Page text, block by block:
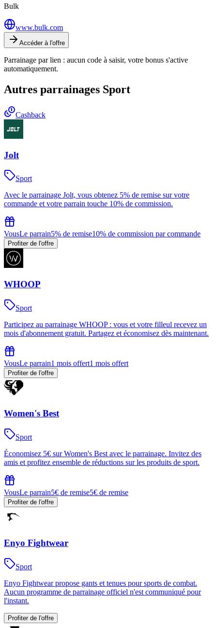
Bulk
www.bulk.com
Accéder à l'offre
Parrainage par lien : aucun code à saisir, votre bonus s'active
automatiquement.
Autres parrainages Sport
Cashback
Jolt
Sport
Avec le parrainage Jolt, vous obtenez 5% de remise sur votre
commande et votre parrain touche 10% de commission.
VousLe parrain5% de remise10% de commission par commande
Profiter de l'offre
WHOOP
Sport
Participez au parrainage WHOOP : vous et votre filleul recevez un
mois d'abonnement gratuit. Partagez et économisez dès maintenant.
VousLe parrain1 mois offert1 mois offert
Profiter de l'offre
Women's Best
Sport
Économisez 5€ sur Women's Best avec le parrainage. Invitez des
amis et profitez ensemble de réductions sur les produits de sport.
VousLe parrain5€ de remise5€ de remise
Profiter de l'offre
Enyo Fightwear
Sport
Enyo Fightwear propose gants et tenues pour sports de combat.
Aucun programme de parrainage officiel n'est communiqué pour
l'instant.
Profiter de l'offre